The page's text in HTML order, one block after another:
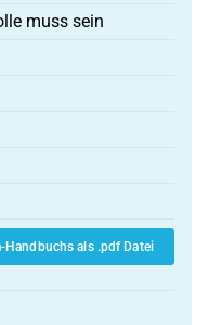
muss sein
Handbuchs als .pdf Datei